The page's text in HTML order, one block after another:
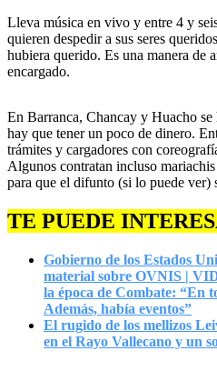
Lleva música en vivo y entre 4 y
quieren despedir a sus seres
hubiera querido. Es una manera de
encargado.
En Barranca, Chancay y Huacho
hay que tener un poco de dinero.
trámites y cargadores con
Algunos contratan incluso
para que el difunto (si lo puede ver)
TE PUEDE
Gobierno de los Estados
material sobre OVNIS |
la época de Combate: “En
Además, había eventos”
El rugido de los mellizos
en el Rayo Vallecano y un